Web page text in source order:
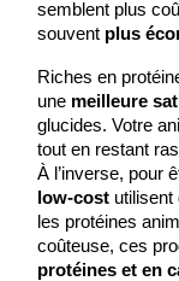
semblent plus
souvent plus
Riches en
une meilleure
glucides. Votre
tout en restant
low-cost
les protéines
coûteuse, ces
protéines et en